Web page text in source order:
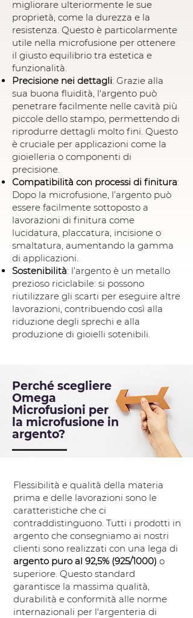
migliorare ulteriormente le sue
proprietà, come la durezza e la
resistenza. Questo è particolarmente
utile nella microfusione per ottenere
il giusto equilibrio tra estetica e
funzionalità.
Precisione nei dettagli: Grazie alla
sua buona fluidità, l'argento può
penetrare facilmente nelle cavità più
piccole dello stampo, permettendo di
riprodurre dettagli molto fini. Questo
è cruciale per applicazioni come la
gioielleria o componenti di
precisione.
Compatibilità con processi di finitura:
Dopo la microfusione, l’argento può
essere facilmente sottoposto a
lavorazioni di finitura come
lucidatura, placcatura, incisione o
smaltatura, aumentando la gamma
di applicazioni.
Sostenibilità: l’argento è un metallo
prezioso riciclabile: si possono
riutilizzare gli scarti per eseguire altre
lavorazioni, contribuendo così alla
riduzione degli sprechi e alla
produzione di gioielli sotenibili.
Perché scegliere
Omega
Microfusioni per
la microfusione in
argento?
Flessibilità e qualità della materia
prima e delle lavorazioni sono le
caratteristiche che ci
contraddistinguono. Tutti i prodotti in
argento che consegniamo ai nostri
clienti sono realizzati con una lega di
argento puro al 92,5% (925/1000) o
superiore. Questo standard
garantisce la massima qualità,
durabilità e conformità alle norme
internazionali per l'argenteria di